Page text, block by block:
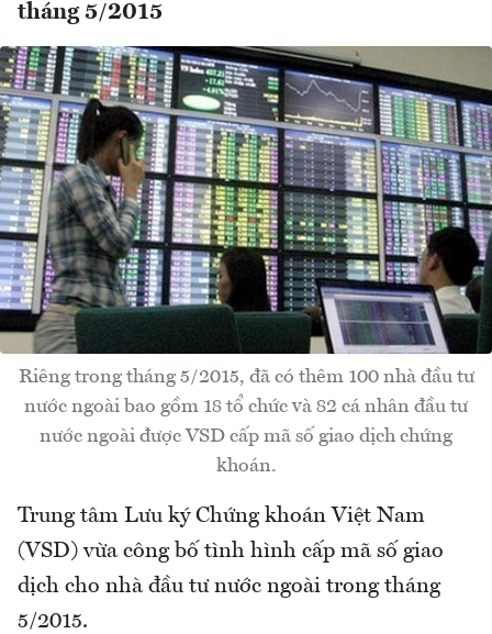
tháng 5/2015
Riêng trong tháng 5/2015, đã có thêm 100 nhà đầu tư
nước ngoài bao gồm 18 tổ chức và 82 cá nhân đầu tư
nước ngoài được VSD cấp mã số giao dịch chứng
khoán.
Trung tâm Lưu ký Chứng khoán Việt Nam
(VSD) vừa công bố tình hình cấp mã số giao
dịch cho nhà đầu tư nước ngoài trong tháng
5/2015.